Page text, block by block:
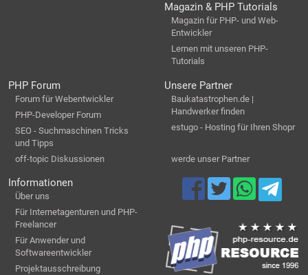
Magazin & PHP Tutorials
Magazin für PHP- und Web-
Entwickler
Lernen mit unseren PHP-
Tutorials
PHP Forum
Forum für Webentwickler
PHP-Developer Forum
SEO - Suchmaschinen Tricks
und Tipps
off-topic Diskussionen
Unsere Partner
Baukatastrophen.de |
Handwerker finden
estugo - Hosting für Ihren Shopr
werde unser Partner
Informationen
Über uns
Für Internetagenturen und PHP-
Freelancer
Für Anwender und
Softwareentwickler
Projektausschreibung